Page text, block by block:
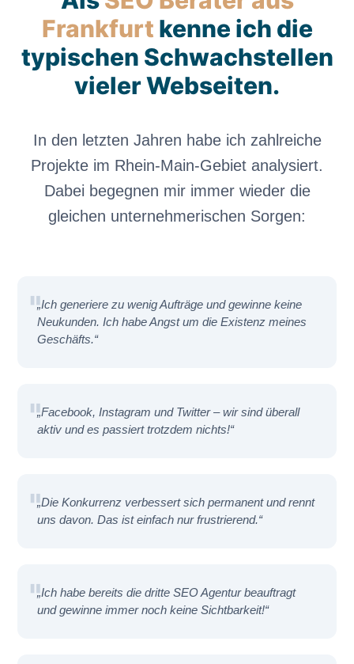
Frankfurt kenne ich die
typischen Schwachstellen
vieler Webseiten.
In den letzten Jahren habe ich zahlreiche
Projekte im Rhein-Main-Gebiet analysiert.
Dabei begegnen mir immer wieder die
gleichen unternehmerischen Sorgen:
„Ich generiere zu wenig Aufträge und gewinne keine
Neukunden. Ich habe Angst um die Existenz meines
Geschäfts.“
„Facebook, Instagram und Twitter – wir sind überall
aktiv und es passiert trotzdem nichts!“
„Die Konkurrenz verbessert sich permanent und rennt
uns davon. Das ist einfach nur frustrierend.“
„Ich habe bereits die dritte SEO Agentur beauftragt
und gewinne immer noch keine Sichtbarkeit!“